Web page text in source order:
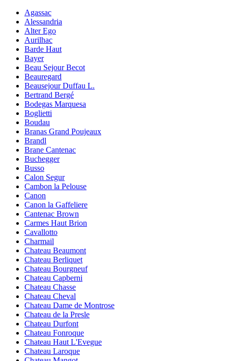
Agassac
Alessandria
Alter Ego
Aurilhac
Barde Haut
Bayer
Beau Sejour Becot
Beauregard
Beausejour Duffau L.
Bertrand Bergé
Bodegas Marquesa
Boglietti
Boudau
Branas Grand Poujeaux
Brandl
Brane Cantenac
Buchegger
Busso
Calon Segur
Cambon la Pelouse
Canon
Canon la Gaffeliere
Cantenac Brown
Carmes Haut Brion
Cavallotto
Charmail
Chateau Beaumont
Chateau Berliquet
Chateau Bourgneuf
Chateau Capberni
Chateau Chasse
Chateau Cheval
Chateau Dame de Montrose
Chateau de la Presle
Chateau Durfont
Chateau Fonroque
Chateau Haut L'Evegue
Chateau Laroque